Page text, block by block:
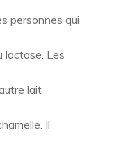
personnes qui
lactose. Les
lait
Il